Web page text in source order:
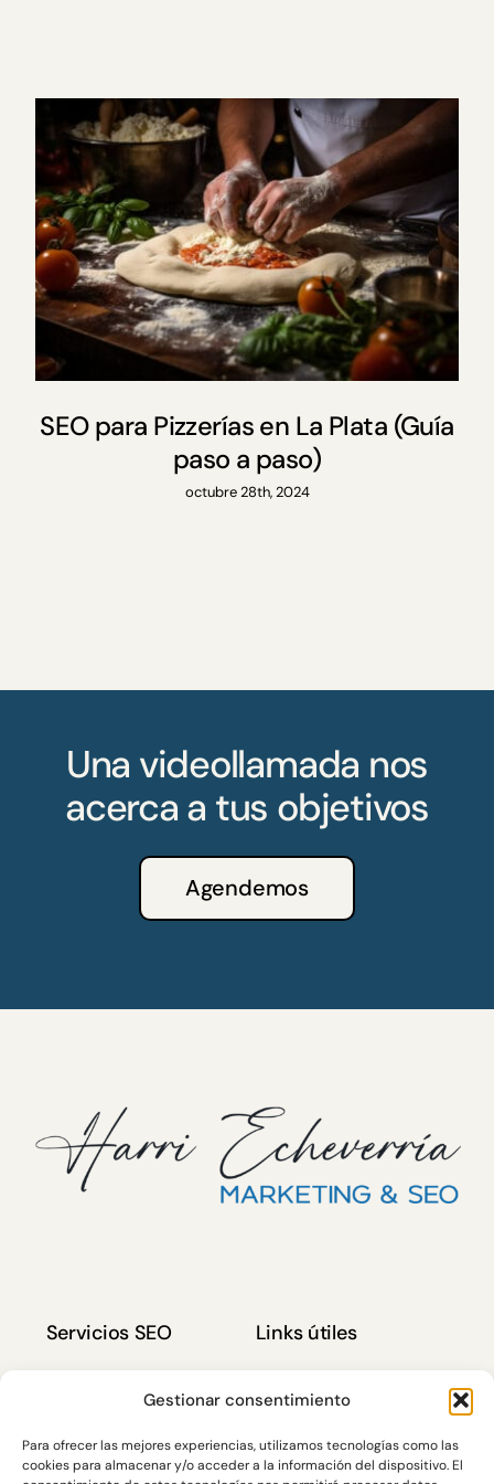
Gestionar consentimiento
Para ofrecer las mejores experiencias, utilizamos tecnologías como las
cookies para almacenar y/o acceder a la información del dispositivo. El
SEO para Pizzerías en La Plata (Guía
paso a paso)
octubre 28th, 2024
Una videollamada nos
acerca a tus objetivos
Agendemos
Servicios SEO
Auditoría SEO
SEO On Page
Links útiles
Política de Privacidad
Contacto